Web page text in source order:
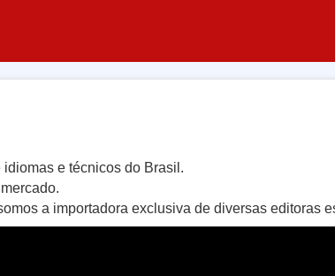
e técnicos do Brasil.
a importadora exclusiva de diversas editoras